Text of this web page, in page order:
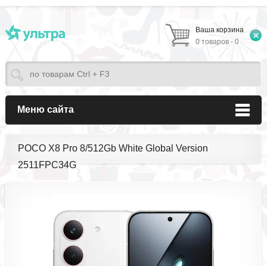
Ваша корзина
0 товаров - 0
Меню сайта
POCO X8 Pro 8/512Gb White Global Version
2511FPC34G